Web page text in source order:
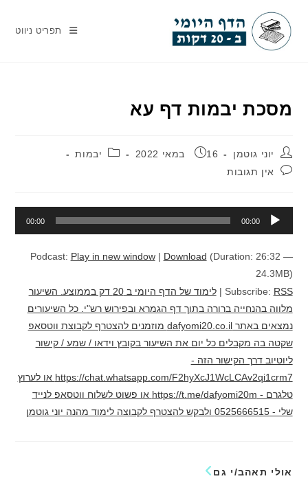
content
תפריט ניווט
מסכת יבמות דף עא
מחבר:יוני גוטמן פורסם:
16 במאי 2022 קטגוריה:
יבמות
תגובות:אין תגובות
00:00
00:00
Podcast: Play in new window| Download (Duration: 26:32 —
24.3MB)
Subscribe: RSS
|
לימוד של הדף היומי ב 20 דק בממוצע. השיעור
מלווה בהנחייה ברורה בתוך דף הגמרא ובפירוש רש"י. כל השיעורים
נמצאים באתר dafyomi20.co.il מוזמנים להצטרף לקבוצת ווטסאפ
שקטה בה מקבלים כל יום את השיעור בקובץ וידאו / שמע / קישור
ליוטיוב דרך הקישור הזה -
https://chat.whatsapp.com/F2hyXcJ1WcLCAv2qi1crm7 או לערוץ
טלגרם - https://t.me/dafyomi20m או פשוט לשלוח ווטסאפ לנייד
שלי - 0525666515 ולבקש להצטרף לקבוצה לימוד מהנה יוני גוטמן
אולי תאהב/י גם